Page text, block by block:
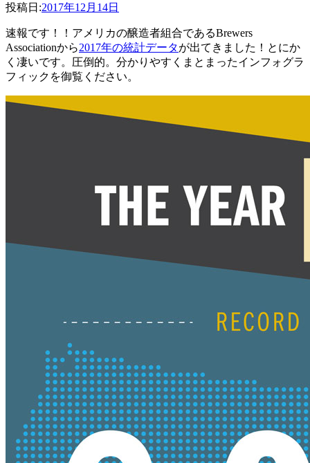
投稿者master
投稿日:2017年12月14日
速報です！！アメリカの醸造者組合であるBrewers
Associationから2017年の統計データが出てきました！とにか
く凄いです。圧倒的。分かりやすくまとまったインフォグラ
フィックを御覧ください。